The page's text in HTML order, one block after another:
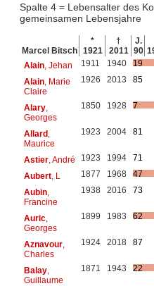
Spalte 4 = Lebensalter des
gemeinsamen Lebensjahre
Marcel Bitsch
*
1921
†
2011
J.
90
Alain, Jehan 1911 1940
19
Alain, Marie
Claire
1926 2013 85
Alary,
Georges
1850 1928 7
Allard,
Maurice
1923 2004 81
Astier, André 1923 1994
71
Aubert, L 1877 1968
47
Aubin,
Francine
1938 2016 73
Auric,
Georges
1899 1983 62
Aznavour,
Charles
1924 2018 87
Balay,
Guillaume
1871 1943 22